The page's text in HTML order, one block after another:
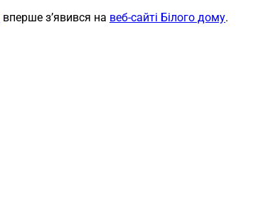
вперше з’явився на веб-сайті Білого дому.